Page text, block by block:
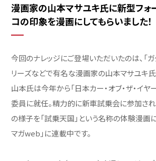
漫画家の山本マサユキ氏に新型フォ
コの印象を漫画にしてもらいました！
今回のナレッジにご登場いただいたのは、「ガ
リーズなどで有名な漫画家の山本マサユキ氏
山本氏は今年から「日本カー・オブ・ザ・イヤ
委員に就任。精力的に新車試乗会に参加され
の様子を「試乗天国」という名称の体験漫画
マガweb」に連載中です。